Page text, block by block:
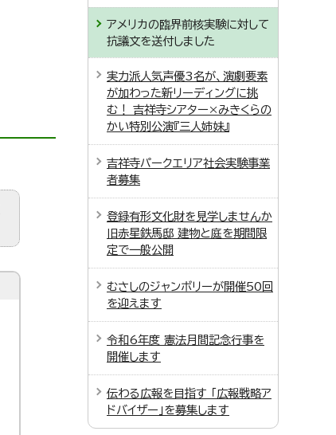
アメリカの臨界前核実験に対して
抗議文を送付しました
実力派人気声優3名が、演劇要素
が加わった新リーディングに挑
む！ 吉祥寺シアター×みきくらの
かい特別公演『三人姉妹』
吉祥寺パークエリア社会実験事業
者募集
登録有形文化財を見学しませんか
旧赤星鉄馬邸 建物と庭を期間限
定で一般公開
むさしのジャンボリーが開催50回
を迎えます
令和6年度 憲法月間記念行事を
開催します
伝わる広報を目指す 「広報戦略ア
ドバイザー」を募集します